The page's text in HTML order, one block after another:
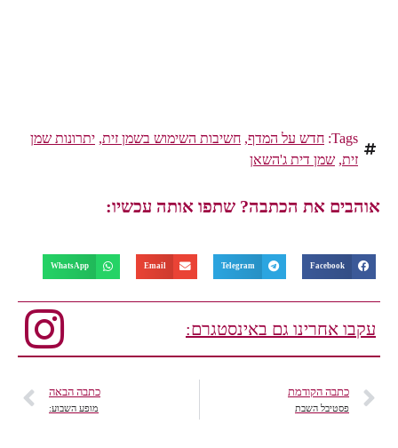
Tags: חדש על המדף, חשיבות השימוש בשמן זית, יתרונות שמן
זית, שמן דית ג'השאן
אוהבים את הכתבה? שתפו אותה עכשיו:
Facebook
Telegram
Email
WhatsApp
עקבו אחרינו גם באינסטגרם:
כתבה הקודמת
פסטיבל השבת
כתבה הבאה
מופע השבוע: